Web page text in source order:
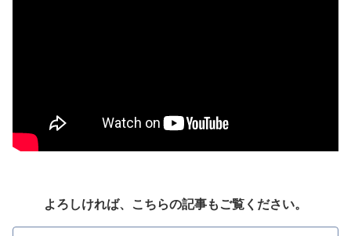
よろしければ、こちらの記事もご覧ください。